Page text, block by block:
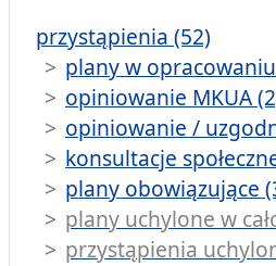
przystąpienia (52)
plany w
opiniowanie MKUA
opiniowanie /
konsultacje
plany obowiązujące
plany uchylone w
przystąpienia